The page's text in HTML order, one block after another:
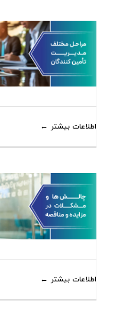
اطلاعات بیشتر
اطلاعات بیشتر